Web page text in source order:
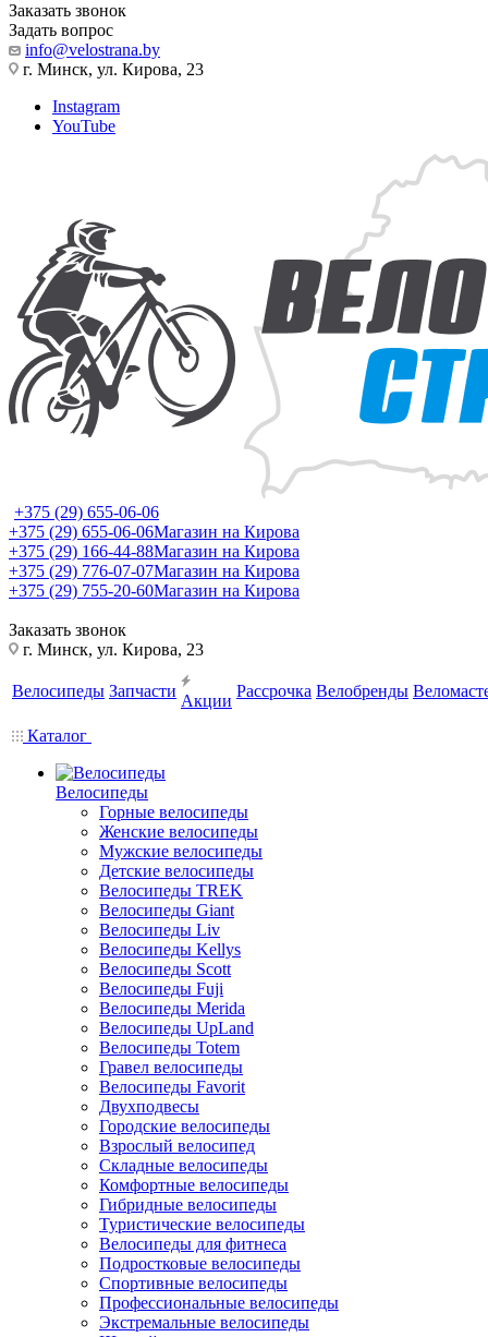
Заказать звонок
Задать вопрос
info@velostrana.by
г. Минск, ул. Кирова, 23
Instagram
YouTube
+375 (29) 655-06-06
+375 (29) 655-06-06Магазин на Кирова
+375 (29) 166-44-88Магазин на Кирова
+375 (29) 776-07-07Магазин на Кирова
+375 (29) 755-20-60Магазин на Кирова
Заказать звонок
г. Минск, ул. Кирова, 23
Велосипеды Запчасти
Акции
Рассрочка Велобренды
Каталог
Велосипеды
Горные велосипеды
Женские велосипеды
Мужские велосипеды
Детские велосипеды
Велосипеды TREK
Велосипеды Giant
Велосипеды Liv
Велосипеды Kellys
Велосипеды Scott
Велосипеды Fuji
Велосипеды Merida
Велосипеды UpLand
Велосипеды Totem
Гравел велосипеды
Велосипеды Favorit
Двухподвесы
Городские велосипеды
Взрослый велосипед
Складные велосипеды
Комфортные велосипеды
Гибридные велосипеды
Туристические велосипеды
Велосипеды для фитнеса
Подростковые велосипеды
Спортивные велосипеды
Профессиональные велосипеды
Экстремальные велосипеды